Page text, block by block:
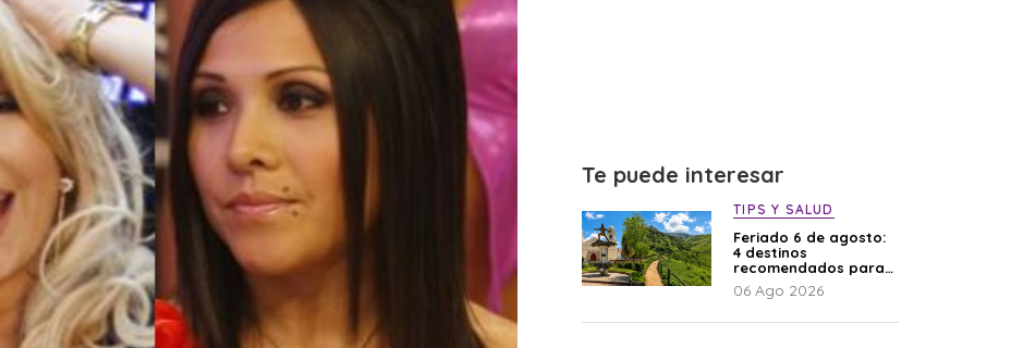
Te puede interesar
TIPS Y SALUD
Feriado 6 de agosto:
4 destinos
recomendados para
disfrutar el descanso
06 Ago 2026